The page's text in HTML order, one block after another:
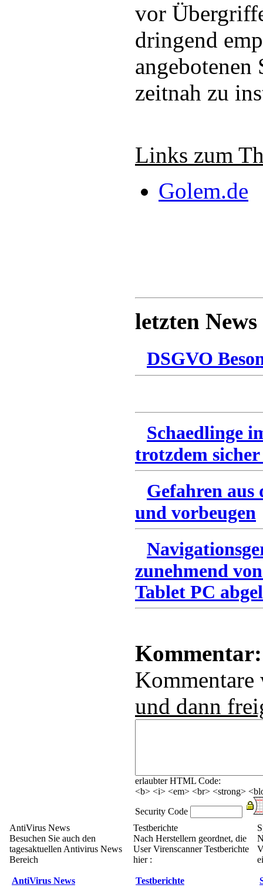
vor
dringend
angebotenen
zeitnah zu
Links zum
Golem.de
letzten News
DSGVO
Schaedlinge
trotzdem
Gefahren
und vorbeugen
zunehmend
Tablet PC
Kommentar:
und dann
erlaubter HTML Code:
<b> <i> <em> <br> <strong>
Security Code
AntiVirus News
Besuchen Sie auch den
tagesaktuellen Antivirus News
Bereich
AntiVirus News
Testberichte
Nach Herstellern geordnet, die
User Virenscanner Testberichte
hier :
Testberichte